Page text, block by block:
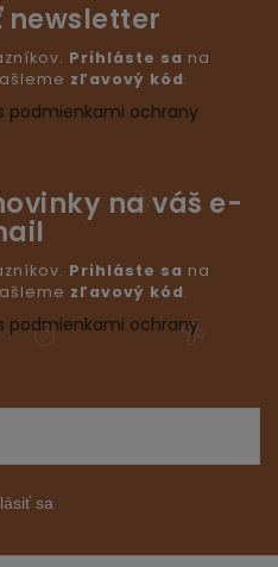
Prihláste sa na
zľavový kód.
podmienkami ochrany
na váš e-
Prihláste sa na
zľavový kód.
podmienkami ochrany
sa